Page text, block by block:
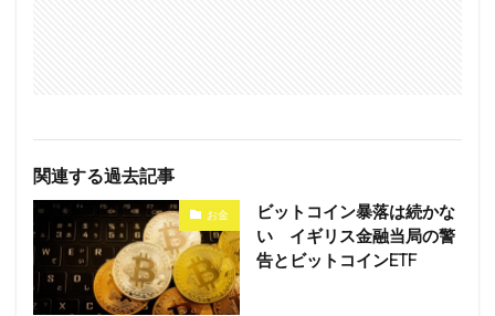
関連する過去記事
お金
ビットコイン暴落は続かな
い イギリス金融当局の警
告とビットコインETF